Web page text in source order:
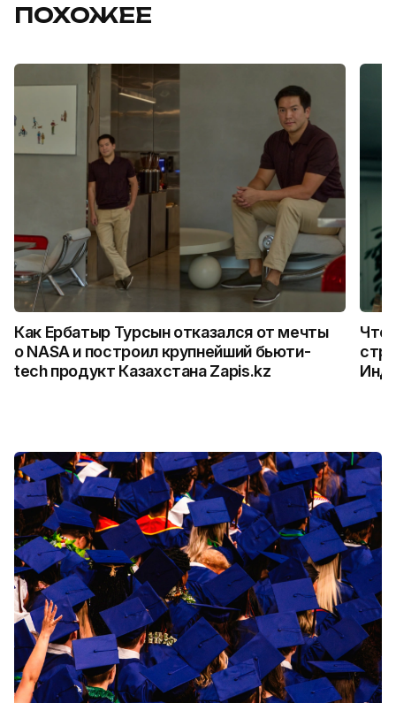
ПОХОЖЕЕ
Как Ербатыр Турсын отказался от мечты
о NASA и построил крупнейший бьюти-
tech продукт Казахстана Zapis.kz
Что